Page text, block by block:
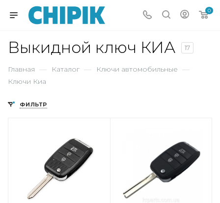
0
Выкидной ключ КИА 17
Главная — Каталог — Ключи автомобильные —
Ключи Киа
ФИЛЬТР